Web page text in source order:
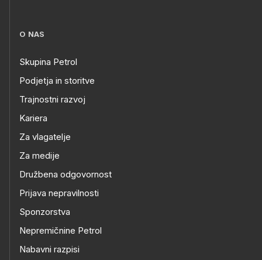
O NAS
Skupina Petrol
Podjetja in storitve
Trajnostni razvoj
Kariera
Za vlagatelje
Za medije
Družbena odgovornost
Prijava nepravilnosti
Sponzorstva
Nepremičnine Petrol
Nabavni razpisi